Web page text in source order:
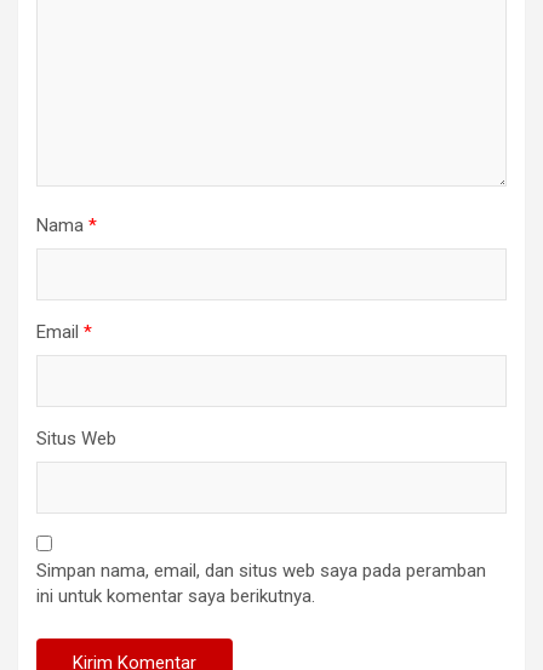
Nama *
Email *
Situs Web
Simpan nama, email, dan situs web saya pada peramban
ini untuk komentar saya berikutnya.